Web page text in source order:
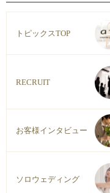
トピックスTOP
RECRUIT
お客様インタビュー
ソロウェディング